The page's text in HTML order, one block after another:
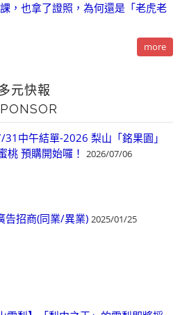
，也拿了證照，為何還是「老虎老
more
元快報
31中午結單-2026 梨山「銘果園」
桃 預購開始囉！ 2026/07/06
告招商(同業/異業) 2025/01/25